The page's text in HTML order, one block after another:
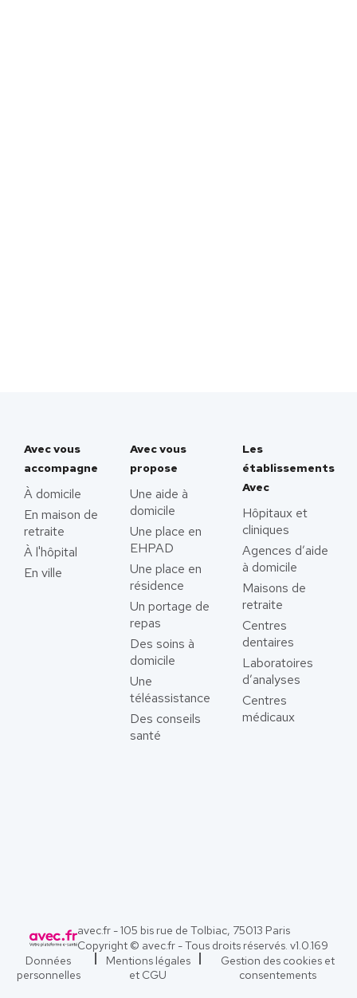
Avec vous
accompagne
À domicile
En maison de
retraite
À l'hôpital
En ville
Avec vous
propose
Une aide à
domicile
Une place en
EHPAD
Une place en
résidence
Un portage de
repas
Des soins à
domicile
Une
téléassistance
Des conseils
santé
Les
établissements
Avec
Hôpitaux et
cliniques
Agences d’aide
à domicile
Maisons de
retraite
Centres
dentaires
Laboratoires
d’analyses
Centres
médicaux
avec.fr - 105 bis rue de Tolbiac, 75013 Paris
Copyright © avec.fr - Tous droits réservés. v1.0.169
Données
personnelles
Mentions légales
et CGU
Gestion des cookies et
consentements